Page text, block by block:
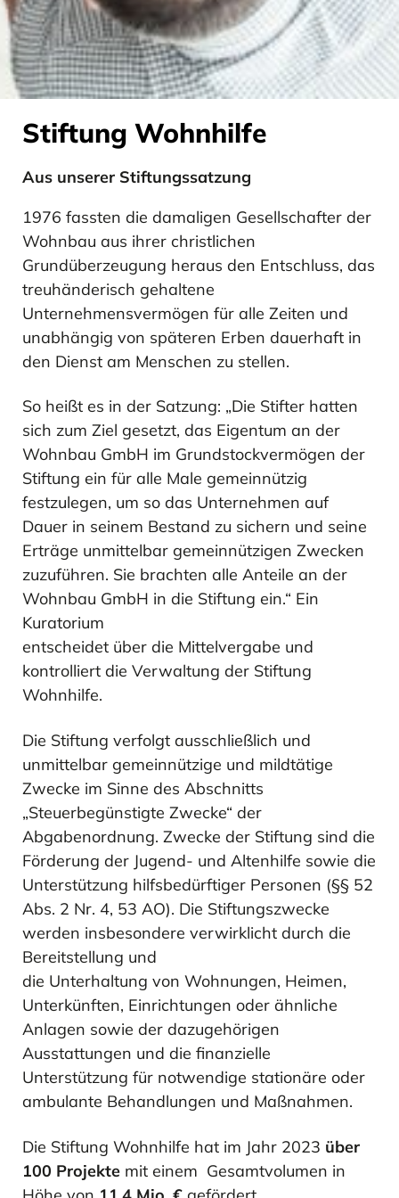
Risikomanagement
MEHR ERFAHREN
MEHR ERFAHREN
Ausblick
MEHR ERFAHREN
Stiftung Wohnhilfe
Aus unserer Stiftungssatzung
1976 fassten die damaligen Gesellschafter der
Wohnbau aus ihrer christlichen
Grundüberzeugung heraus den Entschluss, das
treuhänderisch gehaltene
Unternehmensvermögen für alle Zeiten und
unabhängig von späteren Erben dauerhaft in
den Dienst am Menschen zu stellen.
So heißt es in der Satzung: „Die Stifter hatten
sich zum Ziel gesetzt, das Eigentum an der
Wohnbau GmbH im Grundstockvermögen der
Stiftung ein für alle Male gemeinnützig
festzulegen, um so das Unternehmen auf
Dauer in seinem Bestand zu sichern und seine
Erträge unmittelbar gemeinnützigen Zwecken
zuzuführen. Sie brachten alle Anteile an der
Wohnbau GmbH in die Stiftung ein.“ Ein
Kuratorium
entscheidet über die Mittelvergabe und
kontrolliert die Verwaltung der Stiftung
Wohnhilfe.
Die Stiftung verfolgt ausschließlich und
unmittelbar gemeinnützige und mildtätige
Zwecke im Sinne des Abschnitts
„Steuerbegünstigte Zwecke“ der
Abgabenordnung. Zwecke der Stiftung sind die
Förderung der Jugend- und Altenhilfe sowie die
Unterstützung hilfsbedürftiger Personen (§§ 52
Abs. 2 Nr. 4, 53 AO). Die Stiftungszwecke
werden insbesondere verwirklicht durch die
Bereitstellung und
die Unterhaltung von Wohnungen, Heimen,
Unterkünften, Einrichtungen oder ähnliche
Anlagen sowie der dazugehörigen
Ausstattungen und die finanzielle
Unterstützung für notwendige stationäre oder
ambulante Behandlungen und Maßnahmen.
Die Stiftung Wohnhilfe hat im Jahr 2023 über
100 Projekte mit einem Gesamtvolumen in
MEHR ERFAHREN
MEHR ERFAHREN